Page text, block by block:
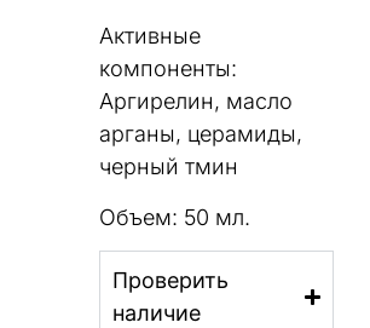
Активные
компоненты:
Аргирелин, масло
арганы, церамиды,
черный тмин
Объем: 50 мл.
Проверить
наличие